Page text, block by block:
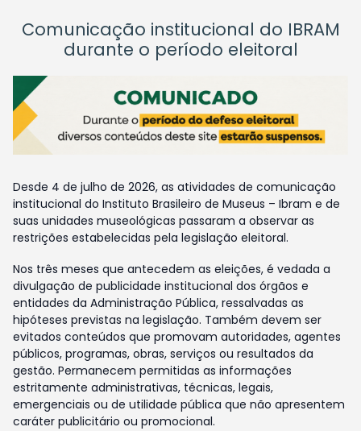
Comunicação institucional do IBRAM
durante o período eleitoral
Desde 4 de julho de 2026, as atividades de comunicação
institucional do Instituto Brasileiro de Museus – Ibram e de
suas unidades museológicas passaram a observar as
restrições estabelecidas pela legislação eleitoral.
Nos três meses que antecedem as eleições, é vedada a
divulgação de publicidade institucional dos órgãos e
entidades da Administração Pública, ressalvadas as
hipóteses previstas na legislação. Também devem ser
evitados conteúdos que promovam autoridades, agentes
públicos, programas, obras, serviços ou resultados da
gestão. Permanecem permitidas as informações
estritamente administrativas, técnicas, legais,
emergenciais ou de utilidade pública que não apresentem
caráter publicitário ou promocional.